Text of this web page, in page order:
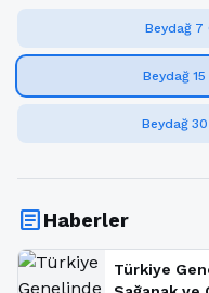
Beydağ 7
Beydağ
Beydağ
articleHaberler
Türkiye